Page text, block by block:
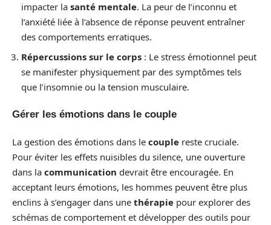
impacter la santé mentale. La peur de l’inconnu et
l’anxiété liée à l’absence de réponse peuvent entraîner
des comportements erratiques.
Répercussions sur le corps : Le stress émotionnel peut
se manifester physiquement par des symptômes tels
que l’insomnie ou la tension musculaire.
Gérer les émotions dans le couple
La gestion des émotions dans le couple reste cruciale.
Pour éviter les effets nuisibles du silence, une ouverture
dans la communication devrait être encouragée. En
acceptant leurs émotions, les hommes peuvent être plus
enclins à s’engager dans une thérapie pour explorer des
schémas de comportement et développer des outils pour